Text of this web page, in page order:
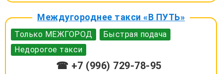
Междугороднее такси «В ПУТЬ»
Только МЕЖГОРОД
Быстрая подача
Недорогое такси
☎ +7 (996) 729-78-95